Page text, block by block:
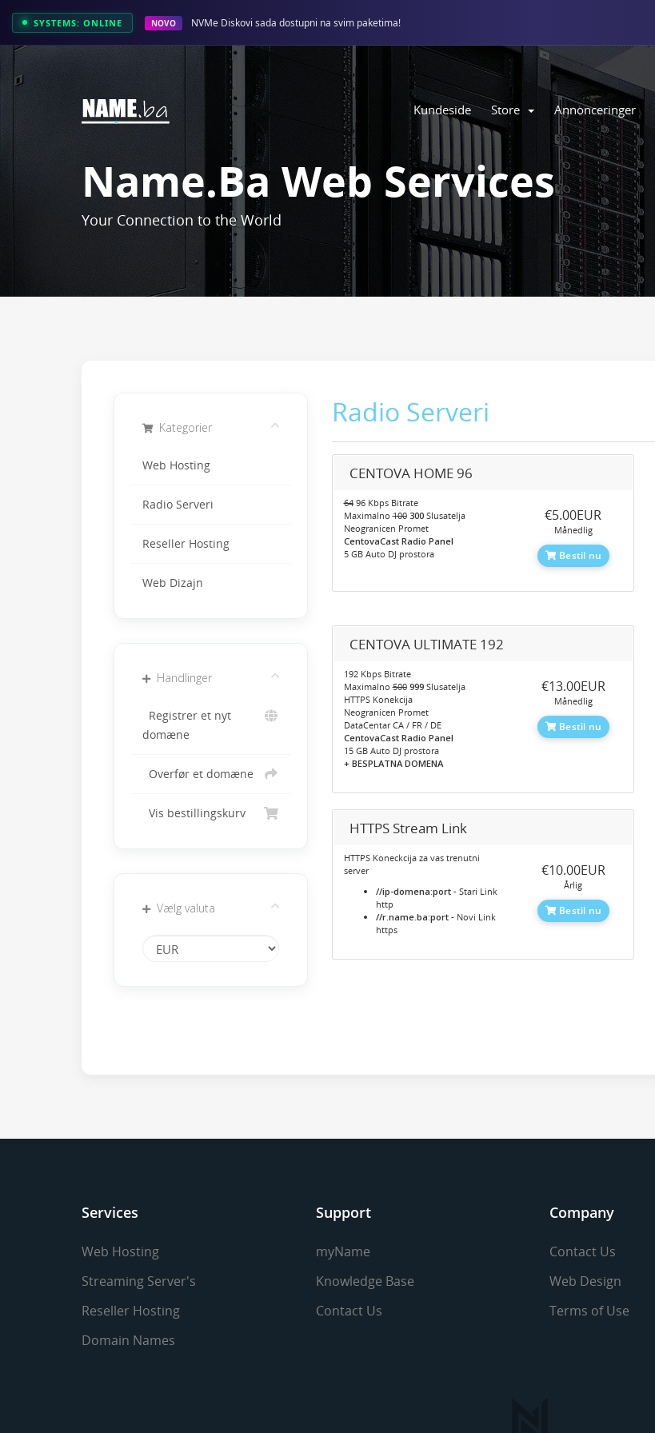
SYSTEMS: ONLINE NOVO NVMe Diskovi sada dostupni na svim paketima!
Kundeside Store Annonceringer
Name.ba Web Services
Your Connection to the World
Kategorier
Web Hosting
Radio Serveri
Reseller Hosting
Web Dizajn
Handlinger
Registrer et nyt
domæne
Overfør et domæne
Vis bestillingskurv
Vælg valuta
Radio Serveri
CENTOVA HOME 96
6496 Kbps Bitrate
Maximalno100 300Slusatelja
Neogranicen Promet
CentovaCast Radio Panel
5 GB Auto DJ prostora
‎€5.00EUR
Månedlig
Bestil nu
CENTOVA ULTIMATE 192
192 Kbps Bitrate
Maximalno500 999Slusatelja
HTTPS Konekcija
Neogranicen Promet
DataCentar CA / FR / DE
CentovaCast Radio Panel
15 GB Auto DJ prostora
+ BESPLATNA DOMENA
‎€13.00EUR
Månedlig
Bestil nu
HTTPS Stream Link
HTTPS Koneckcija za vas trenutni
server
//ip-domena:port- Stari Link
http
//r.name.ba:port- Novi Link
https
‎€10.00EUR
Årlig
Bestil nu
Services
Web Hosting
Streaming Server's
Reseller Hosting
Domain Names
Support
myName
Knowledge Base
Contact Us
Company
Contact Us
Web Design
Terms of Use